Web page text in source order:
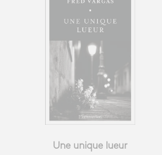
Une unique lueur